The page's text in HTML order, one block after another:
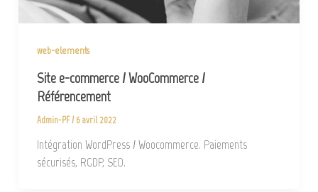
web-elements
Site e-commerce / WooCommerce /
Référencement
Admin-PF/ 6 avril 2022
Intégration WordPress / Woocommerce. Paiements
sécurisés, RGDP, SEO.